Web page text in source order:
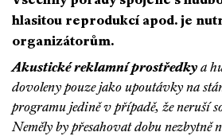
hlasitou reprodukcí apod. je
organizátorům.
Akustické reklamní prostředky a
dovoleny pouze jako upoutávky na
programu jedině v případě, že neruší
Neměly by přesahovat dobu nezbytně